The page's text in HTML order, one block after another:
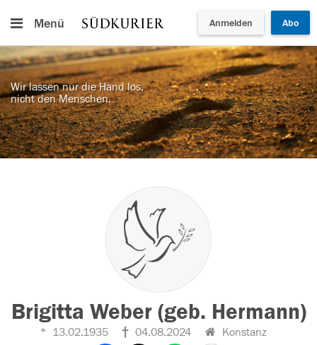
Menü Anmelden Abo
Wir lassen nur die Hand los,
nicht den Menschen.
Brigitta Weber (geb. Hermann)
13.02.1935 04.08.2024 Konstanz